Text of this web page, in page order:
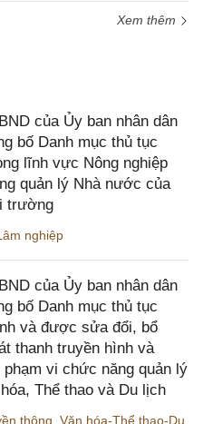
Xem thêm
của Ủy ban nhân dân
bố Danh mục thủ tục
lĩnh vực Nông nghiệp
quản lý Nhà nước của
trường
nghiệp
của Ủy ban nhân dân
bố Danh mục thủ tục
và được sửa đổi, bổ
thanh truyền hình và
vi chức năng quản lý
Thể thao và Du lịch
thông Văn hóa-Thể thao-Du